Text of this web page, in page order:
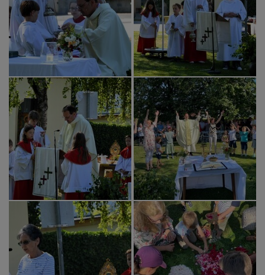
Heidi Kormann reicht das Velum, mit
dem die Monstranz gehalten wird.